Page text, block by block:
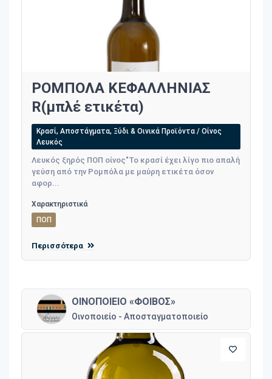
ΡΟΜΠΟΛΑ ΚΕΦΑΛΛΗΝΙΑΣ
R(μπλέ ετικέτα)
Κρασί, Αποστάγματα, Ξύδι & Οινικά Προϊόντα / Οίνος
Λευκός
Λευκός ξηρός ΠΟΠ οίνος"Το κρασί έχει λίγο πιο απαλή
γεύση από την Ρομπόλα με μαύρη ετικέτα όσον
αφορ...
Χαρακτηριστικά
ΠΟΠ
Περισσότερα
ΟΙΝΟΠΟΙΕΙΟ «ΦΟΙΒΟΣ»
Οινοποιείο - Αποσταγματοποιείο